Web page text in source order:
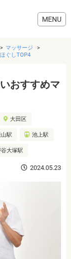
マッサージ
ぐしTOP4
おすすめマ
大田区
駅 池上駅
谷大塚駅
2024.05.23